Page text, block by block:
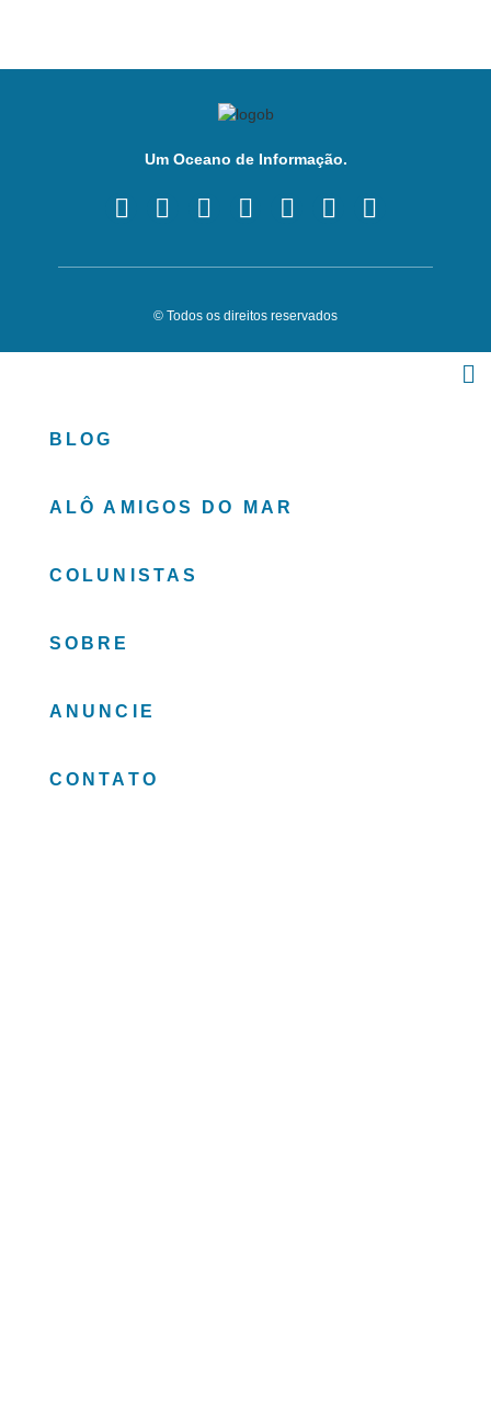
Um Oceano de Informação.
© Todos os direitos reservados
BLOG
ALÔ AMIGOS DO MAR
COLUNISTAS
SOBRE
ANUNCIE
CONTATO